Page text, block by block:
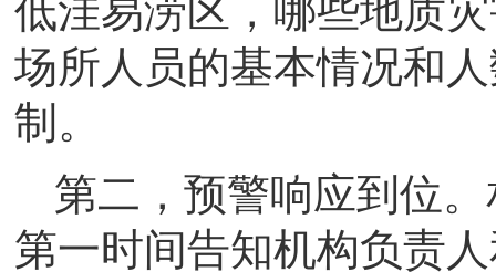
低洼易涝区，哪些地质
场所人员的基本情况和
制。
第二，预警响应到位
第一时间告知机构负责